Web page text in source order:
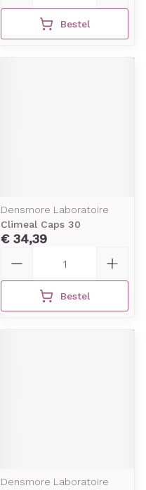
Bestel
Densmore Laboratoire
Climeal Caps 30
€ 34,39
Bestel
Densmore Laboratoire